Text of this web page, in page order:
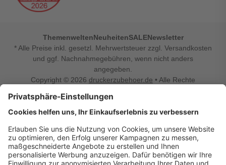
ThemenweltenNeuheitenSALENewsletter
* Alle Preise inkl. gesetzl. Mehrwertsteuer zzgl. Versandkosten
und ggf. Nachnahmegebühren, wenn nicht anders
angegeben.
Copyright © 2026 druckerzubehoer.de • Alle Rechte
Vertrag widerrufen
Druckerzubehoer.de – preiswerte Qualität für Ihr Office
Sie sind auf der Suche nach dem passenden Druckerzubehör
oder Zubehör für das Büro, den Computer oder Ihr
Smartphone? Dann sind Sie bei Druckerzubehoer.de genau
richtig! Unser breites Sortiment bietet unter anderem Tinte